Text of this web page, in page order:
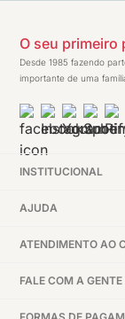
O seu primeiro
Desde 1985 fazendo
importante de uma
INSTITUCIONAL
AJUDA
ATENDIMENTO AO
FALE COM A GENTE